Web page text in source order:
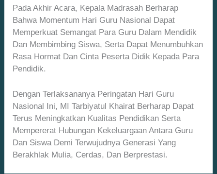
Pada Akhir Acara, Kepala Madrasah Berharap
Bahwa Momentum Hari Guru Nasional Dapat
Memperkuat Semangat Para Guru Dalam Mendidik
Dan Membimbing Siswa, Serta Dapat Menumbuhkan
Rasa Hormat Dan Cinta Peserta Didik Kepada Para
Pendidik.
Dengan Terlaksananya Peringatan Hari Guru
Nasional Ini, MI Tarbiyatul Khairat Berharap Dapat
Terus Meningkatkan Kualitas Pendidikan Serta
Mempererat Hubungan Kekeluargaan Antara Guru
Dan Siswa Demi Terwujudnya Generasi Yang
Berakhlak Mulia, Cerdas, Dan Berprestasi.